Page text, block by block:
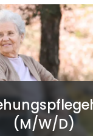
(M/W/D)